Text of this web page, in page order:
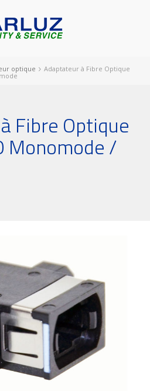
optique
Adaptateur à Fibre Optique
Fibre Optique
Monomode /